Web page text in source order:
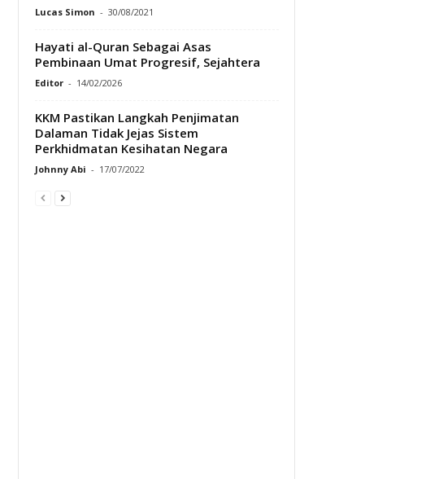
Lucas Simon - 30/08/2021
Hayati al-Quran Sebagai Asas
Pembinaan Umat Progresif, Sejahtera
Editor - 14/02/2026
KKM Pastikan Langkah Penjimatan
Dalaman Tidak Jejas Sistem
Perkhidmatan Kesihatan Negara
Johnny Abi - 17/07/2022